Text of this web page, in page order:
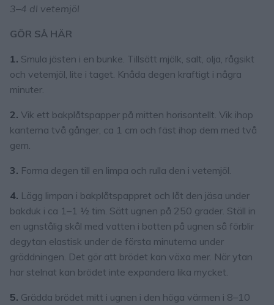
3–4 dl vetemjöl
GÖR SÅ HÄR
1. Smula jästen i en bunke. Tillsätt mjölk, salt, olja, rågsikt
och vetemjöl, lite i taget. Knåda degen kraftigt i några
minuter.
2. Vik ett bakplåtspapper på mitten horisontellt. Vik ihop
kanterna två gånger, ca 1 cm och fäst ihop dem med två
gem.
3. Forma degen till en limpa och rulla den i vetemjöl.
4. Lägg limpan i bakplåtspappret och låt den jäsa under
bakduk i ca 1–1 ½ tim. Sätt ugnen på 250 grader. Ställ in
en ugnstålig skål med vatten i botten på ugnen så förblir
degytan elastisk under de första minuterna under
gräddningen. Det gör att brödet kan växa mer. När ytan
har stelnat kan brödet inte expandera lika mycket.
5. Grädda brödet mitt i ugnen i den höga värmen i 8–10